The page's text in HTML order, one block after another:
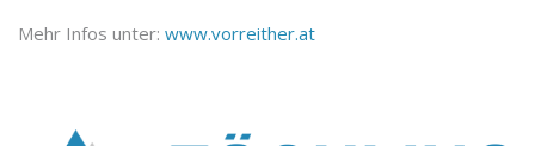
Mehr Infos unter: www.vorreither.at